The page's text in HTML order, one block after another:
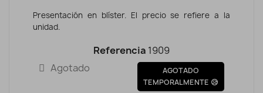
Presentación en blíster. El precio se refiere a la
unidad.
Referencia 1909
Agotado
AGOTADO
TEMPORALMENTE 😥